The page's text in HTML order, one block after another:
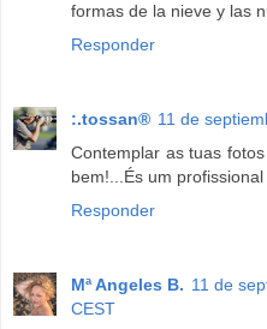
formas de la nieve y las
Responder
:.tossan® 11 de
Contemplar as tuas
bem!...És um
Responder
Mª Angeles B. 11 de
CEST